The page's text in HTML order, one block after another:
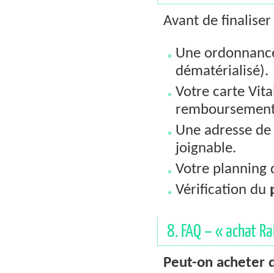
Avant de
Une
dématérialisé).
Votre carte
Une adresse
joignable.
Votre planning
Vérification du
8. FAQ – « achat
Peut-on acheter